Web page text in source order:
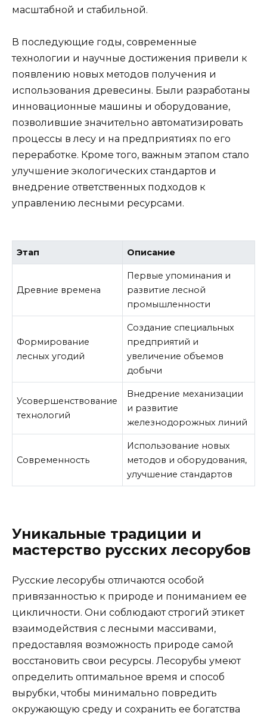
масштабной и стабильной.
В последующие годы, современные
технологии и научные достижения привели к
появлению новых методов получения и
использования древесины. Были разработаны
инновационные машины и оборудование,
позволившие значительно автоматизировать
процессы в лесу и на предприятиях по его
переработке. Кроме того, важным этапом стало
улучшение экологических стандартов и
внедрение ответственных подходов к
управлению лесными ресурсами.
Этап Описание
Древние времена
Первые упоминания и
развитие лесной
промышленности
Формирование
лесных угодий
Создание специальных
предприятий и
увеличение объемов
добычи
Усовершенствование
технологий
Внедрение механизации
и развитие
железнодорожных линий
Современность
Использование новых
методов и оборудования,
улучшение стандартов
Уникальные традиции и
мастерство русских лесорубов
Русские лесорубы отличаются особой
привязанностью к природе и пониманием ее
цикличности. Они соблюдают строгий этикет
взаимодействия с лесными массивами,
предоставляя возможность природе самой
восстановить свои ресурсы. Лесорубы умеют
определить оптимальное время и способ
вырубки, чтобы минимально повредить
окружающую среду и сохранить ее богатства